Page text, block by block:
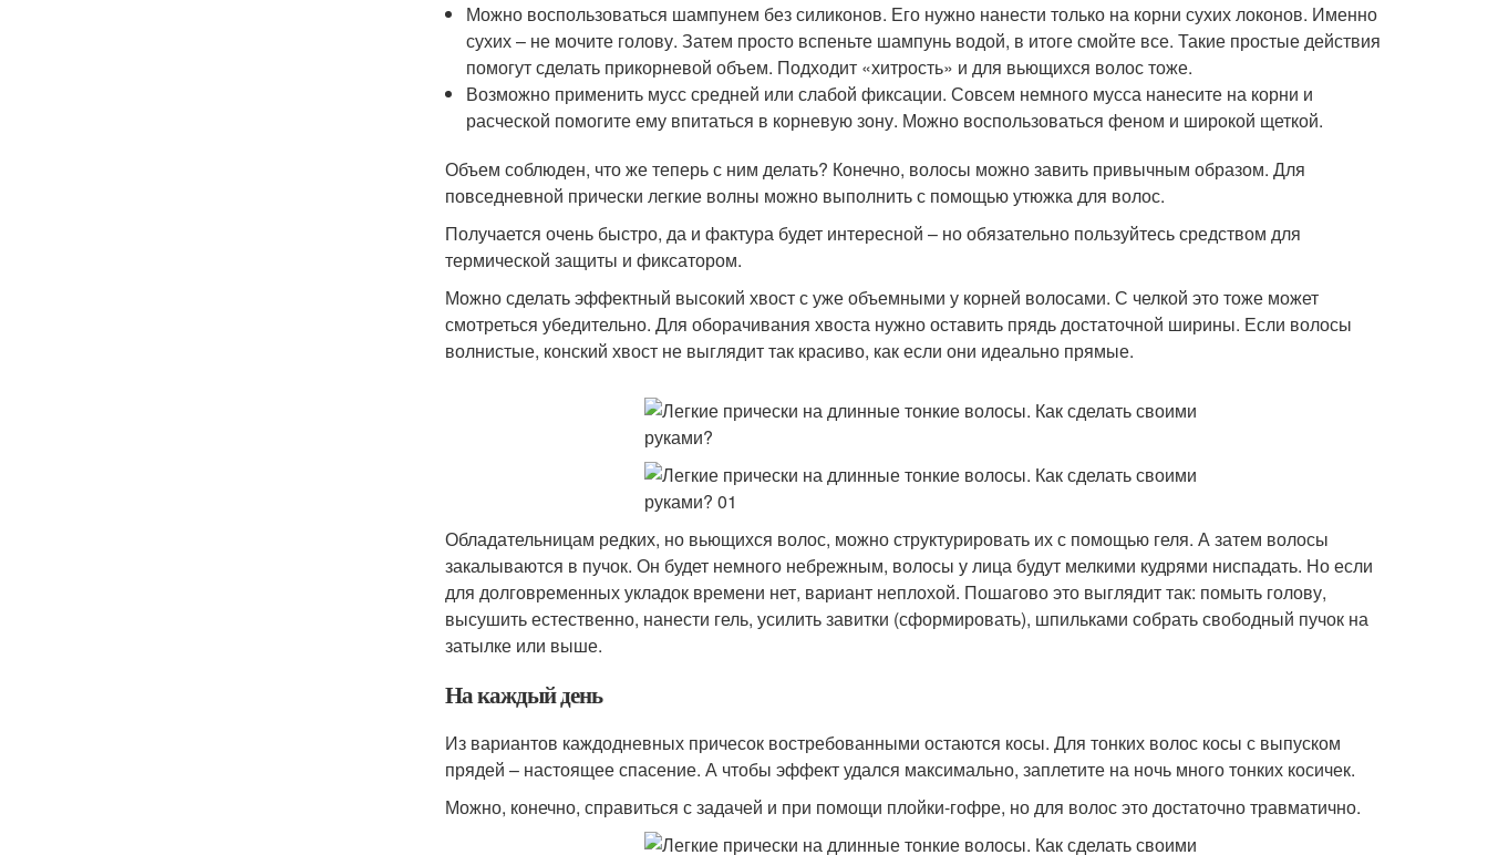
Можно воспользоваться шампунем без силиконов. Его нужно нанести только на корни сухих локонов. Именно
сухих – не мочите голову. Затем просто вспеньте шампунь водой, в итоге смойте все. Такие простые действия
помогут сделать прикорневой объем. Подходит «хитрость» и для вьющихся волос тоже.
Возможно применить мусс средней или слабой фиксации. Совсем немного мусса нанесите на корни и
расческой помогите ему впитаться в корневую зону. Можно воспользоваться феном и широкой щеткой.
Объем соблюден, что же теперь с ним делать? Конечно, волосы можно завить привычным образом. Для
повседневной прически легкие волны можно выполнить с помощью утюжка для волос.
Получается очень быстро, да и фактура будет интересной – но обязательно пользуйтесь средством для
термической защиты и фиксатором.
Можно сделать эффектный высокий хвост с уже объемными у корней волосами. С челкой это тоже может
смотреться убедительно. Для оборачивания хвоста нужно оставить прядь достаточной ширины. Если волосы
волнистые, конский хвост не выглядит так красиво, как если они идеально прямые.
Обладательницам редких, но вьющихся волос, можно структурировать их с помощью геля. А затем волосы
закалываются в пучок. Он будет немного небрежным, волосы у лица будут мелкими кудрями ниспадать. Но если
для долговременных укладок времени нет, вариант неплохой. Пошагово это выглядит так: помыть голову,
высушить естественно, нанести гель, усилить завитки (сформировать), шпильками собрать свободный пучок на
затылке или выше.
На каждый день
Из вариантов каждодневных причесок востребованными остаются косы. Для тонких волос косы с выпуском
прядей – настоящее спасение. А чтобы эффект удался максимально, заплетите на ночь много тонких косичек.
Можно, конечно, справиться с задачей и при помощи плойки-гофре, но для волос это достаточно травматично.